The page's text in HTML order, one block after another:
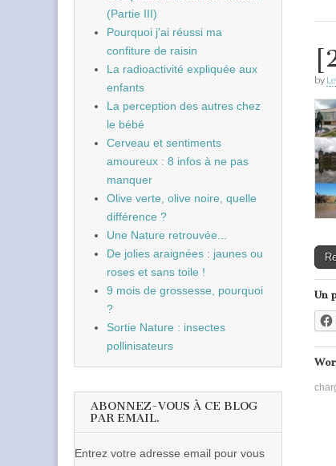
by
Un
(Partie III)
Pourquoi j'ai réussi ma
confiture de raisin
La radioactivité expliquée aux
enfants
La perception des autres chez
le bébé
Cerveau et sentiments
amoureux : 8 infos à ne pas
manquer
Olive verte, olive noire, quelle
différence ?
Une Nature retrouvée...
De jolies araignées : jaunes ou
roses et sans toile !
9 mois de grossesse, pourquoi
?
Sortie Nature : insectes
pollinisateurs
ABONNEZ-VOUS À CE BLOG
PAR EMAIL.
Entrez votre adresse email pour vous